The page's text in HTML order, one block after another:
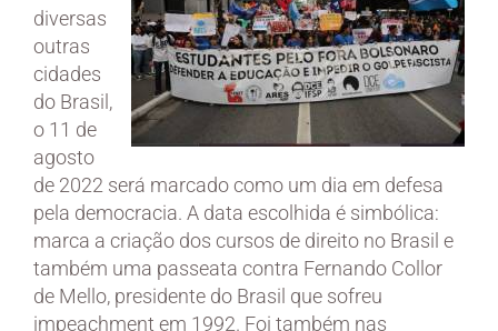
diversas
outras
cidades
do Brasil,
o 11 de
agosto
de 2022 será marcado como um dia em defesa
pela democracia. A data escolhida é simbólica:
marca a criação dos cursos de direito no Brasil e
também uma passeata contra Fernando Collor
de Mello, presidente do Brasil que sofreu
impeachment em 1992. Foi também nas